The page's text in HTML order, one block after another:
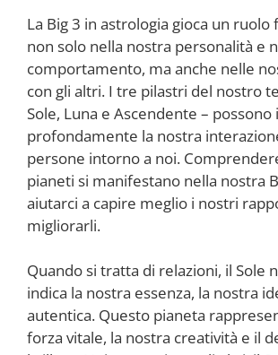
La Big 3 in astrologia gioca un
non solo nella nostra personalità e
comportamento, ma anche nelle
con gli altri. I tre pilastri del nostro
Sole, Luna e Ascendente –
profondamente la nostra
persone intorno a noi.
pianeti si manifestano nella nostra
aiutarci a capire meglio i nostri
migliorarli.
Quando si tratta di relazioni, il Sole
indica la nostra essenza, la nostra
autentica. Questo pianeta
forza vitale, la nostra creatività e il